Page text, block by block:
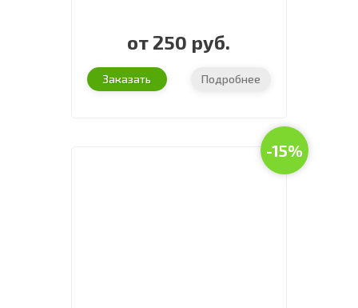
от 250 руб.
Заказать Подробнее
-15%